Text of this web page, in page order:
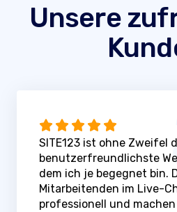
Unsere
SITE123 ist ohne Zweifel
benutzerfreundlichste
dem ich je begegnet bin.
Mitarbeitenden im Live-
professionell und